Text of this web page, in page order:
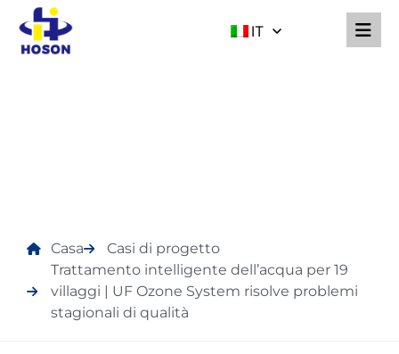
IT
Casa
Casi di progetto
Trattamento intelligente dell’acqua per 19
villaggi | UF Ozone System risolve problemi
stagionali di qualità